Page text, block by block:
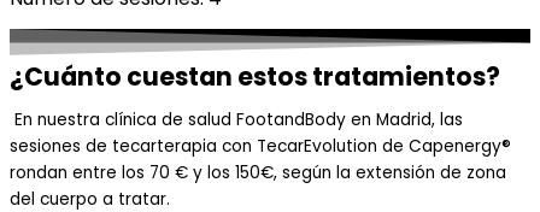
¿Cuánto cuestan estos tratamientos?
En nuestra clínica de salud FootandBody en Madrid, las
sesiones de tecarterapia con TecarEvolution de Capenergy®
rondan entre los 70 € y los 150€, según la extensión de zona
del cuerpo a tratar.